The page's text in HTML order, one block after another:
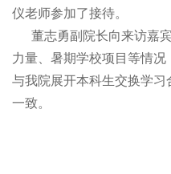
仪老师参加了接待。
董志勇副院长向来访嘉
力量、暑期学校项目等情况
与我院展开本科生交换学
一致。